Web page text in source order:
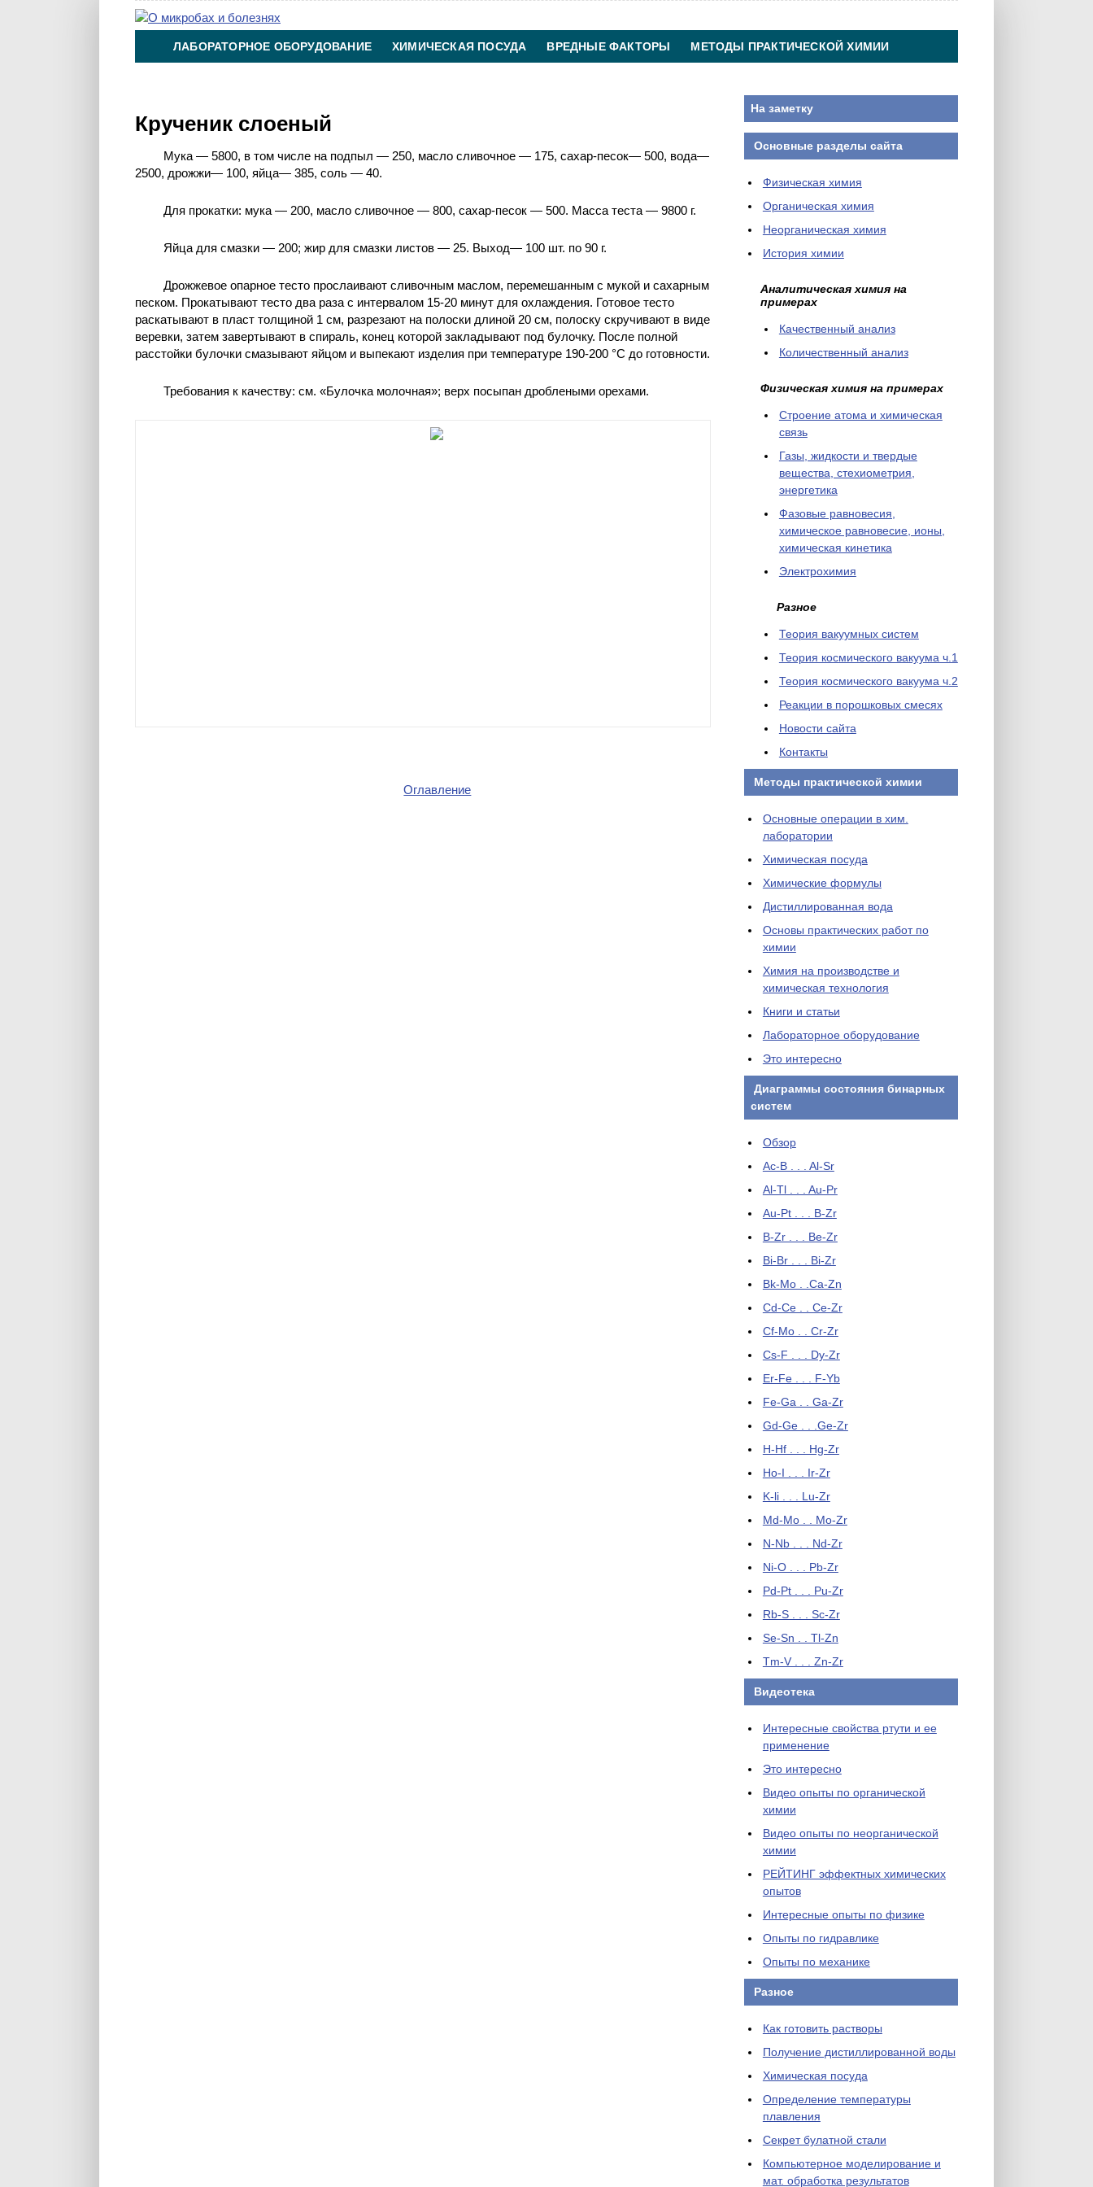
ЛАБОРАТОРНОЕ ОБОРУДОВАНИЕ ХИМИЧЕСКАЯ ПОСУДА ВРЕДНЫЕ ФАКТОРЫ МЕТОДЫ ПРАКТИЧЕСКОЙ ХИМИИ
Крученик слоеный
Мука — 5800, в том числе на подпыл — 250, масло сливочное — 175, сахар-песок— 500, вода—
2500, дрожжи— 100, яйца— 385, соль — 40.
Для прокатки: мука — 200, масло сливочное — 800, сахар-песок — 500. Масса теста — 9800 г.
Яйца для смазки — 200; жир для смазки листов — 25. Выход— 100 шт. по 90 г.
Дрожжевое опарное тесто прослаивают сливочным маслом, перемешанным с мукой и сахарным
песком. Прокатывают тесто два раза с интервалом 15-20 минут для охлаждения. Готовое тесто
раскатывают в пласт толщиной 1 см, разрезают на полоски длиной 20 см, полоску скручивают в виде
веревки, затем завертывают в спираль, конец которой закладывают под булочку. После полной
расстойки булочки смазывают яйцом и выпекают изделия при температуре 190-200 °С до готовности.
Требования к качеству: см. «Булочка молочная»; верх посыпан дроблеными орехами.
Оглавление
На заметку
Основные разделы сайта
Физическая химия
Органическая химия
Неорганическая химия
История химии
Аналитическая химия на
примерах
Качественный анализ
Количественный анализ
Физическая химия на примерах
Cтроение атома и химическая
связь
Газы, жидкости и твердые
вещества, стехиометрия,
энергетика
Фазовые равновесия,
химическое равновесие, ионы,
химическая кинетика
Электрохимия
Разное
Теория вакуумных систем
Теория космического вакуума ч.1
Теория космического вакуума ч.2
Реакции в порошковых смесях
Новости сайта
Контакты
Методы практической химии
Основные операции в хим.
лаборатории
Химическая посуда
Химические формулы
Дистиллированная вода
Основы практических работ по
химии
Химия на производстве и
химическая технология
Книги и статьи
Лабораторное оборудование
Это интересно
Диаграммы состояния бинарных
систем
Обзор
Ac-B . . . Al-Sr
Al-Tl . . . Au-Pr
Au-Pt . . . B-Zr
B-Zr . . . Be-Zr
Bi-Br . . . Bi-Zr
Bk-Mo . .Ca-Zn
Cd-Ce . . Ce-Zr
Cf-Mo . . Cr-Zr
Cs-F . . . Dy-Zr
Er-Fe . . . F-Yb
Fe-Ga . . Ga-Zr
Gd-Ge . . .Ge-Zr
H-Hf . . . Hg-Zr
Ho-I . . . Ir-Zr
K-li . . . Lu-Zr
Md-Mo . . Mo-Zr
N-Nb . . . Nd-Zr
Ni-O . . . Pb-Zr
Pd-Pt . . . Pu-Zr
Rb-S . . . Sc-Zr
Se-Sn . . Tl-Zn
Tm-V . . . Zn-Zr
Видеотека
Интересные свойства ртути и ее
применение
Это интересно
Видео опыты по органической
химии
Видео опыты по неорганической
химии
РЕЙТИНГ эффектных химических
опытов
Интересные опыты по физике
Опыты по гидравлике
Опыты по механике
Разное
Как готовить растворы
Получение дистиллированной воды
Химическая посуда
Определение температуры
плавления
Секрет булатной стали
Компьютерное моделирование и
мат. обработка результатов